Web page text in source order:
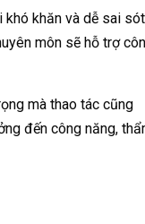
khăn và dễ sai
môn sẽ hỗ trợ
mà thao tác cũng
đến công năng,